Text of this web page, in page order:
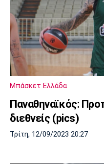
Μπάσκετ Ελλάδα
Παναθηναϊκός:
διεθνείς (pics)
Τρίτη, 12/09/2023 20:27